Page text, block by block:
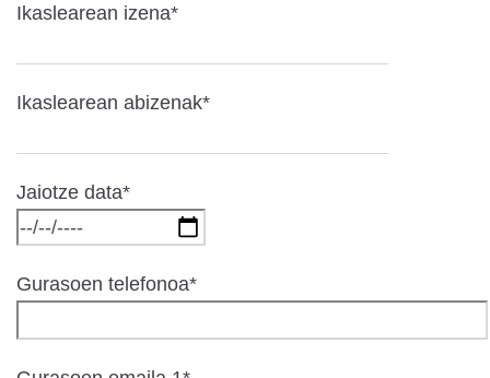
Ikaslearean izena*
Ikaslearean abizenak*
Jaiotze data*
Gurasoen telefonoa*